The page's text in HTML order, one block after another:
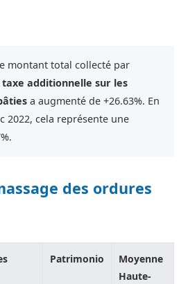
montant total collecté par
taxe additionnelle sur les
a augmenté de +26.63%. En
2022, cela représente une
des ordures
Patrimonio
Moyenne
Haute-